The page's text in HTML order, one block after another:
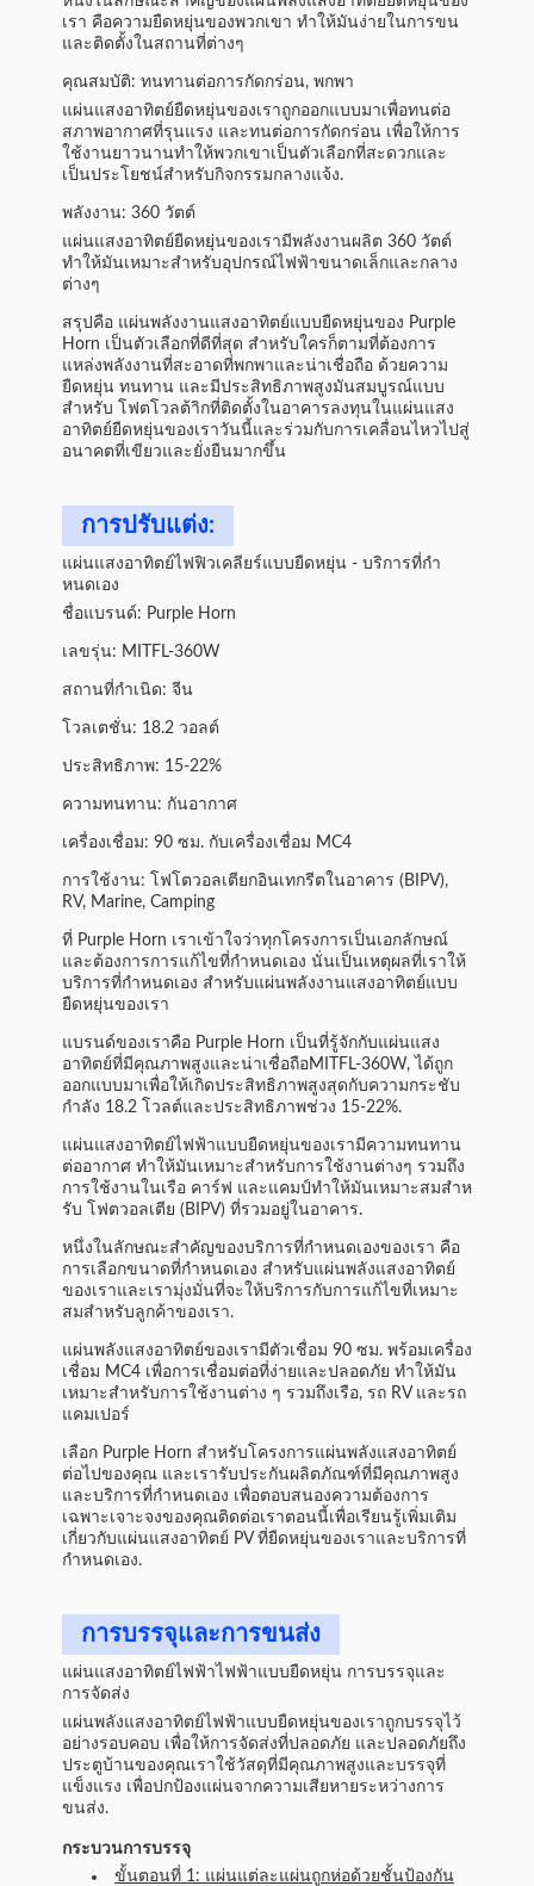
เรา คือความยืดหยุ่นของพวกเขา ทําให้มันง่ายในการขน
และติดตั้งในสถานที่ต่างๆ
คุณสมบัติ: ทนทานต่อการกัดกร่อน, พกพา
แผ่นแสงอาทิตย์ยืดหยุ่นของเราถูกออกแบบมาเพื่อทนต่อ
สภาพอากาศที่รุนแรง และทนต่อการกัดกร่อน เพื่อให้การ
ใช้งานยาวนานทําให้พวกเขาเป็นตัวเลือกที่สะดวกและ
เป็นประโยชน์สําหรับกิจกรรมกลางแจ้ง.
พลังงาน: 360 วัตต์
แผ่นแสงอาทิตย์ยืดหยุ่นของเรามีพลังงานผลิต 360 วัตต์
ทําให้มันเหมาะสําหรับอุปกรณ์ไฟฟ้าขนาดเล็กและกลาง
ต่างๆ
สรุปคือ แผ่นพลังงานแสงอาทิตย์แบบยืดหยุ่นของ Purple
Horn เป็นตัวเลือกที่ดีที่สุด สําหรับใครก็ตามที่ต้องการ
แหล่งพลังงานที่สะอาดที่พกพาและน่าเชื่อถือ ด้วยความ
ยืดหยุ่น ทนทาน และมีประสิทธิภาพสูงมันสมบูรณ์แบบ
สําหรับ โฟตโวลต้าิกที่ติดตั้งในอาคารลงทุนในแผ่นแสง
อาทิตย์ยืดหยุ่นของเราวันนี้และร่วมกับการเคลื่อนไหวไปสู่
อนาคตที่เขียวและยั่งยืนมากขึ้น
การปรับแต่ง:
แผ่นแสงอาทิตย์ไฟฟิวเคลียร์แบบยืดหยุ่น - บริการที่กํา
หนดเอง
ชื่อแบรนด์: Purple Horn
เลขรุ่น: MITFL-360W
สถานที่กําเนิด: จีน
โวลเตชั่น: 18.2 วอลต์
ประสิทธิภาพ: 15-22%
ความทนทาน: กันอากาศ
เครื่องเชื่อม: 90 ซม. กับเครื่องเชื่อม MC4
การใช้งาน: โฟโตวอลเตียกอินเทกรีตในอาคาร (BIPV),
RV, Marine, Camping
ที่ Purple Horn เราเข้าใจว่าทุกโครงการเป็นเอกลักษณ์
และต้องการการแก้ไขที่กําหนดเอง นั่นเป็นเหตุผลที่เราให้
บริการที่กําหนดเอง สําหรับแผ่นพลังงานแสงอาทิตย์แบบ
ยืดหยุ่นของเรา
แบรนด์ของเราคือ Purple Horn เป็นที่รู้จักกับแผ่นแสง
อาทิตย์ที่มีคุณภาพสูงและน่าเชื่อถือMITFL-360W, ได้ถูก
ออกแบบมาเพื่อให้เกิดประสิทธิภาพสูงสุดกับความกระชับ
กําลัง 18.2 โวลต์และประสิทธิภาพช่วง 15-22%.
แผ่นแสงอาทิตย์ไฟฟ้าแบบยืดหยุ่นของเรามีความทนทาน
ต่ออากาศ ทําให้มันเหมาะสําหรับการใช้งานต่างๆ รวมถึง
การใช้งานในเรือ คาร์ฟ และแคมป์ทําให้มันเหมาะสมสําห
รับ โฟตวอลเตีย (BIPV) ที่รวมอยู่ในอาคาร.
หนึ่งในลักษณะสําคัญของบริการที่กําหนดเองของเรา คือ
การเลือกขนาดที่กําหนดเอง สําหรับแผ่นพลังแสงอาทิตย์
ของเราและเรามุ่งมั่นที่จะให้บริการกับการแก้ไขที่เหมาะ
สมสําหรับลูกค้าของเรา.
แผ่นพลังแสงอาทิตย์ของเรามีตัวเชื่อม 90 ซม. พร้อมเครื่อง
เชื่อม MC4 เพื่อการเชื่อมต่อที่ง่ายและปลอดภัย ทําให้มัน
เหมาะสําหรับการใช้งานต่าง ๆ รวมถึงเรือ, รถ RV และรถ
แคมเปอร์
เลือก Purple Horn สําหรับโครงการแผ่นพลังแสงอาทิตย์
ต่อไปของคุณ และเรารับประกันผลิตภัณฑ์ที่มีคุณภาพสูง
และบริการที่กําหนดเอง เพื่อตอบสนองความต้องการ
เฉพาะเจาะจงของคุณติดต่อเราตอนนี้เพื่อเรียนรู้เพิ่มเติม
เกี่ยวกับแผ่นแสงอาทิตย์ PV ที่ยืดหยุ่นของเราและบริการที่
กําหนดเอง.
การบรรจุและการขนส่ง
แผ่นแสงอาทิตย์ไฟฟ้าไฟฟ้าแบบยืดหยุ่น การบรรจุและ
การจัดส่ง
แผ่นพลังแสงอาทิตย์ไฟฟ้าแบบยืดหยุ่นของเราถูกบรรจุไว้
อย่างรอบคอบ เพื่อให้การจัดส่งที่ปลอดภัย และปลอดภัยถึง
ประตูบ้านของคุณเราใช้วัสดุที่มีคุณภาพสูงและบรรจุที่
แข็งแรง เพื่อปกป้องแผ่นจากความเสียหายระหว่างการ
ขนส่ง.
กระบวนการบรรจุ
ขั้นตอนที่ 1: แผ่นแต่ละแผ่นถูกห่อด้วยชั้นป้องกัน